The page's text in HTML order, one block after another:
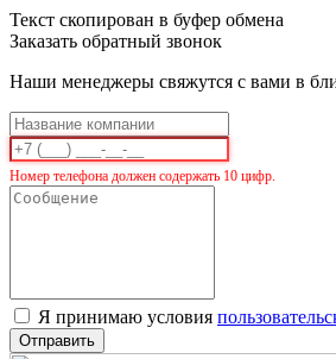
Текст скопирован в буфер обмена
Заказать обратный звонок
Наши менеджеры свяжутся с вами в
Номер телефона должен содержать 10 цифр.
Я принимаю условия
Отправить